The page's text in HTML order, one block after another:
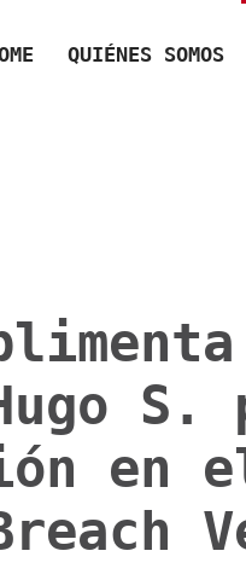
QUIÉNES SOMOS
S.
en